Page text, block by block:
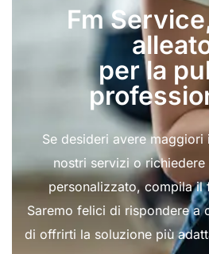
Fm
per la
Se desideri avere maggiori
nostri servizi o richiedere
personalizzato, compila il
Saremo felici di rispondere a
di offrirti la soluzione più